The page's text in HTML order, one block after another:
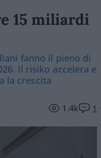
15 miliardi
fanno il pieno di
Il risiko accelera e
la crescita
1.4k 1